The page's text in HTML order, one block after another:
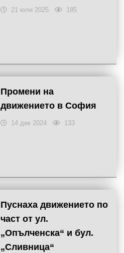
21 юли 2025 185
Промени на
движението в София
14 дек 2024 133
Пуснаха движението по
част от ул.
„Опълченска“ и бул.
„Сливница“